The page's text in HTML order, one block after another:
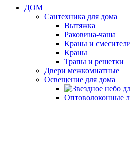
ДОМ
Сантехника для дома
Вытяжка
Раковина-чаша
Краны и
Краны
Трапы и решетки
Двери межкомнатные
Освещение для дома
Оптоволоконные